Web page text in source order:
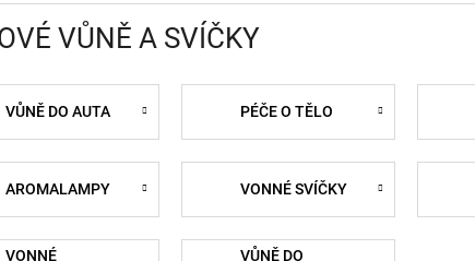
VŮNĚ A SVÍČKY
VŮNĚ DO AUTA PÉČE O TĚLO
AROMALAMPY VONNÉ SVÍČKY
VONNÉ
VŮNĚ DO